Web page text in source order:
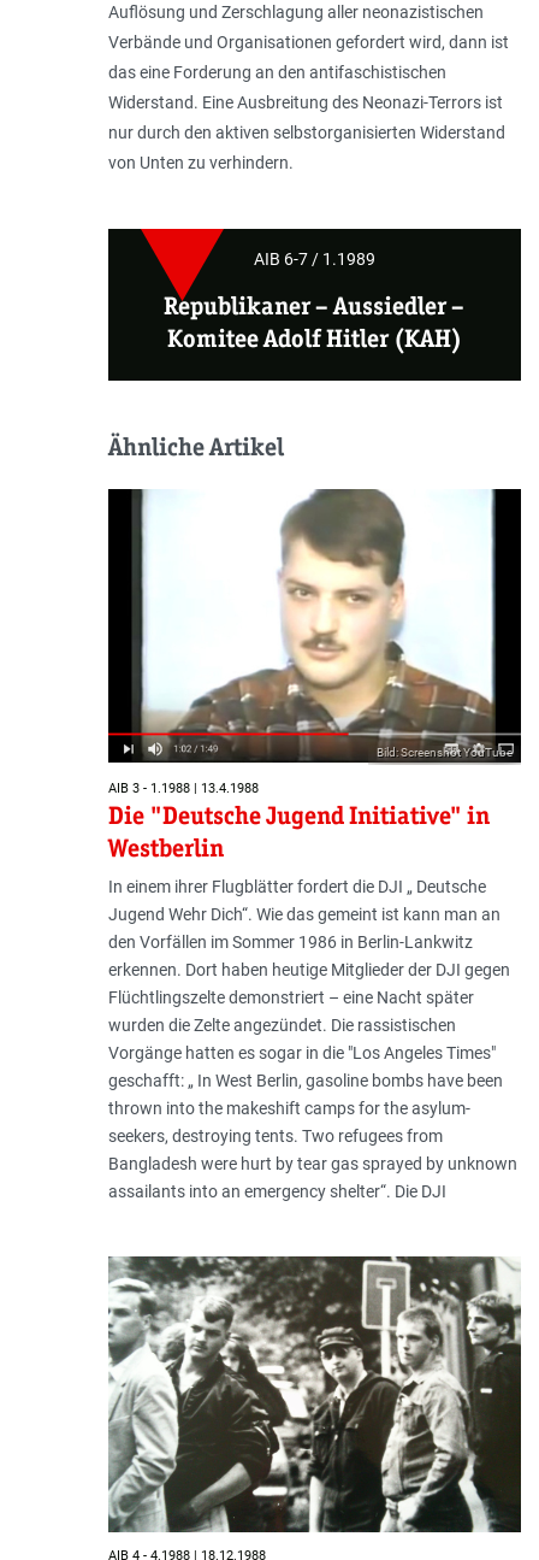
Auflösung und Zerschlagung aller neonazistischen
Verbände und Organisationen gefordert wird, dann ist
das eine Forderung an den antifaschistischen
Widerstand. Eine Ausbreitung des Neonazi-Terrors ist
nur durch den aktiven selbstorganisierten Widerstand
von Unten zu verhindern.
AIB 6-7 / 1.1989
Republikaner– Aussiedler –
Komitee Adolf Hitler (KAH)
Ähnliche Artikel
Bild: Screenshot YouTube
AIB 3 - 1.1988 | 13.4.1988
Die "Deutsche Jugend Initiative" in
Westberlin
In einem ihrer Flugblätter fordert die DJI „ Deutsche
Jugend Wehr Dich“. Wie das gemeint ist kann man an
den Vorfällen im Sommer 1986 in Berlin-Lankwitz
erkennen. Dort haben heutige Mitglieder der DJI gegen
Flüchtlingszelte demonstriert – eine Nacht später
wurden die Zelte angezündet. Die rassistischen
Vorgänge hatten es sogar in die "Los Angeles Times"
geschafft: „ In West Berlin, gasoline bombs have been
thrown into the makeshift camps for the asylum-
seekers, destroying tents. Two refugees from
Bangladesh were hurt by tear gas sprayed by unknown
assailants into an emergency shelter“. Die DJI
AIB 4 - 4.1988 | 18.12.1988